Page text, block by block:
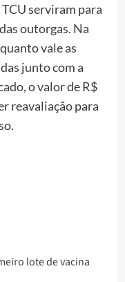
serviram para
outorgas. Na
vale as
junto com a
o valor de R$
reavaliação para
lote de vacina